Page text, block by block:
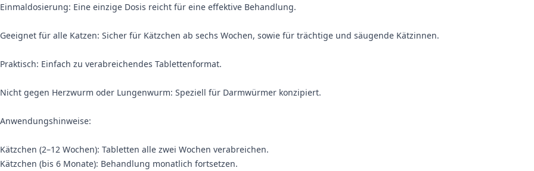
Einmaldosierung: Eine einzige Dosis reicht für eine effektive Behandlung.
Geeignet für alle Katzen: Sicher für Kätzchen ab sechs Wochen, sowie für trächtige und säugende Kätzinnen.
Praktisch: Einfach zu verabreichendes Tablettenformat.
Nicht gegen Herzwurm oder Lungenwurm: Speziell für Darmwürmer konzipiert.
Anwendungshinweise:
Kätzchen (2–12 Wochen): Tabletten alle zwei Wochen verabreichen.
Kätzchen (bis 6 Monate): Behandlung monatlich fortsetzen.